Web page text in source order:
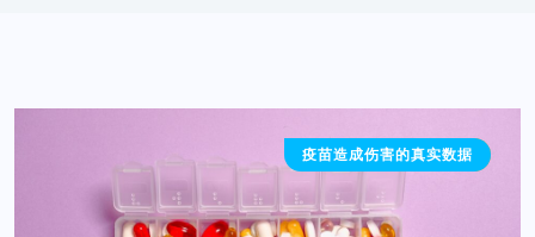
医疗科学家怎么看疫苗
疫苗造成伤害的真实数据